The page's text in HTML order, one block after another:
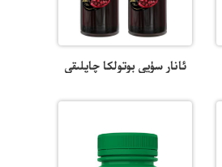
ئانار سۈيى بوتولكا چاپلىقى